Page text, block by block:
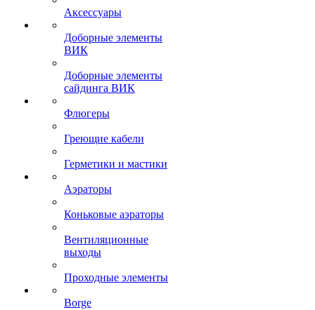
Аксессуары
Доборные элементы
ВИК
Доборные элементы
сайдинга ВИК
Флюгеры
Греющие кабели
Герметики и мастики
Аэраторы
Коньковые аэраторы
Вентиляционные
выходы
Проходные элементы
Borge